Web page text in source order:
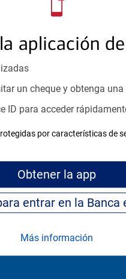
aplicación
un cheque y obtenga
ID para acceder
por características de
Obtener la app
Más información